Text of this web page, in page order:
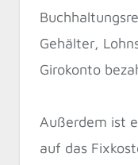
Gehälter,
Girokonto
Außerdem ist
auf das